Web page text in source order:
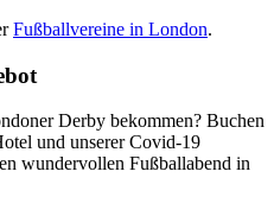
Fußballvereine in London.
Derby bekommen? Buchen
und unserer Covid-19
wundervollen Fußballabend in